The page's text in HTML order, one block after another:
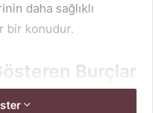
daha sağlıklı
bir konudur.
Burçlar
liderlik özellikleri